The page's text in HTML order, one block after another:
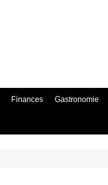
Finances Gastronomie